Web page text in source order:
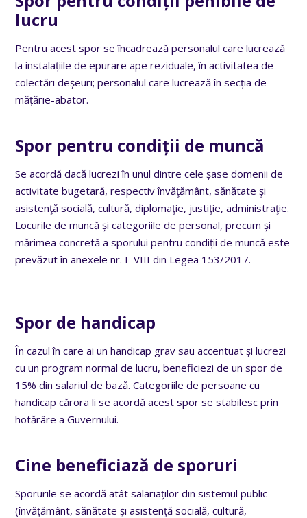
lucru
Pentru acest spor se încadrează personalul care lucrează
la instalațiile de epurare ape reziduale, în activitatea de
colectări deșeuri; personalul care lucrează în secția de
mățărie-abator.
Spor pentru condiții de muncă
Se acordă dacă lucrezi în unul dintre cele șase domenii de
activitate bugetară, respectiv învăţământ, sănătate şi
asistenţă socială, cultură, diplomaţie, justiţie, administraţie.
Locurile de muncă și categoriile de personal, precum și
mărimea concretă a sporului pentru condiții de muncă este
prevăzut în anexelenr. I–VIII din Legea 153/2017.
Spor de handicap
În cazul în care ai un handicap grav sau accentuat și lucrezi
cu un program normal de lucru, beneficiezi de un spor de
15% din salariul de bază. Categoriile de persoane cu
handicap cărora li se acordă acest spor se stabilesc prin
hotărâre a Guvernului.
Cine beneficiază de sporuri
Sporurile se acordă atât salariaților din sistemul public
(învăţământ, sănătate şi asistenţă socială, cultură,